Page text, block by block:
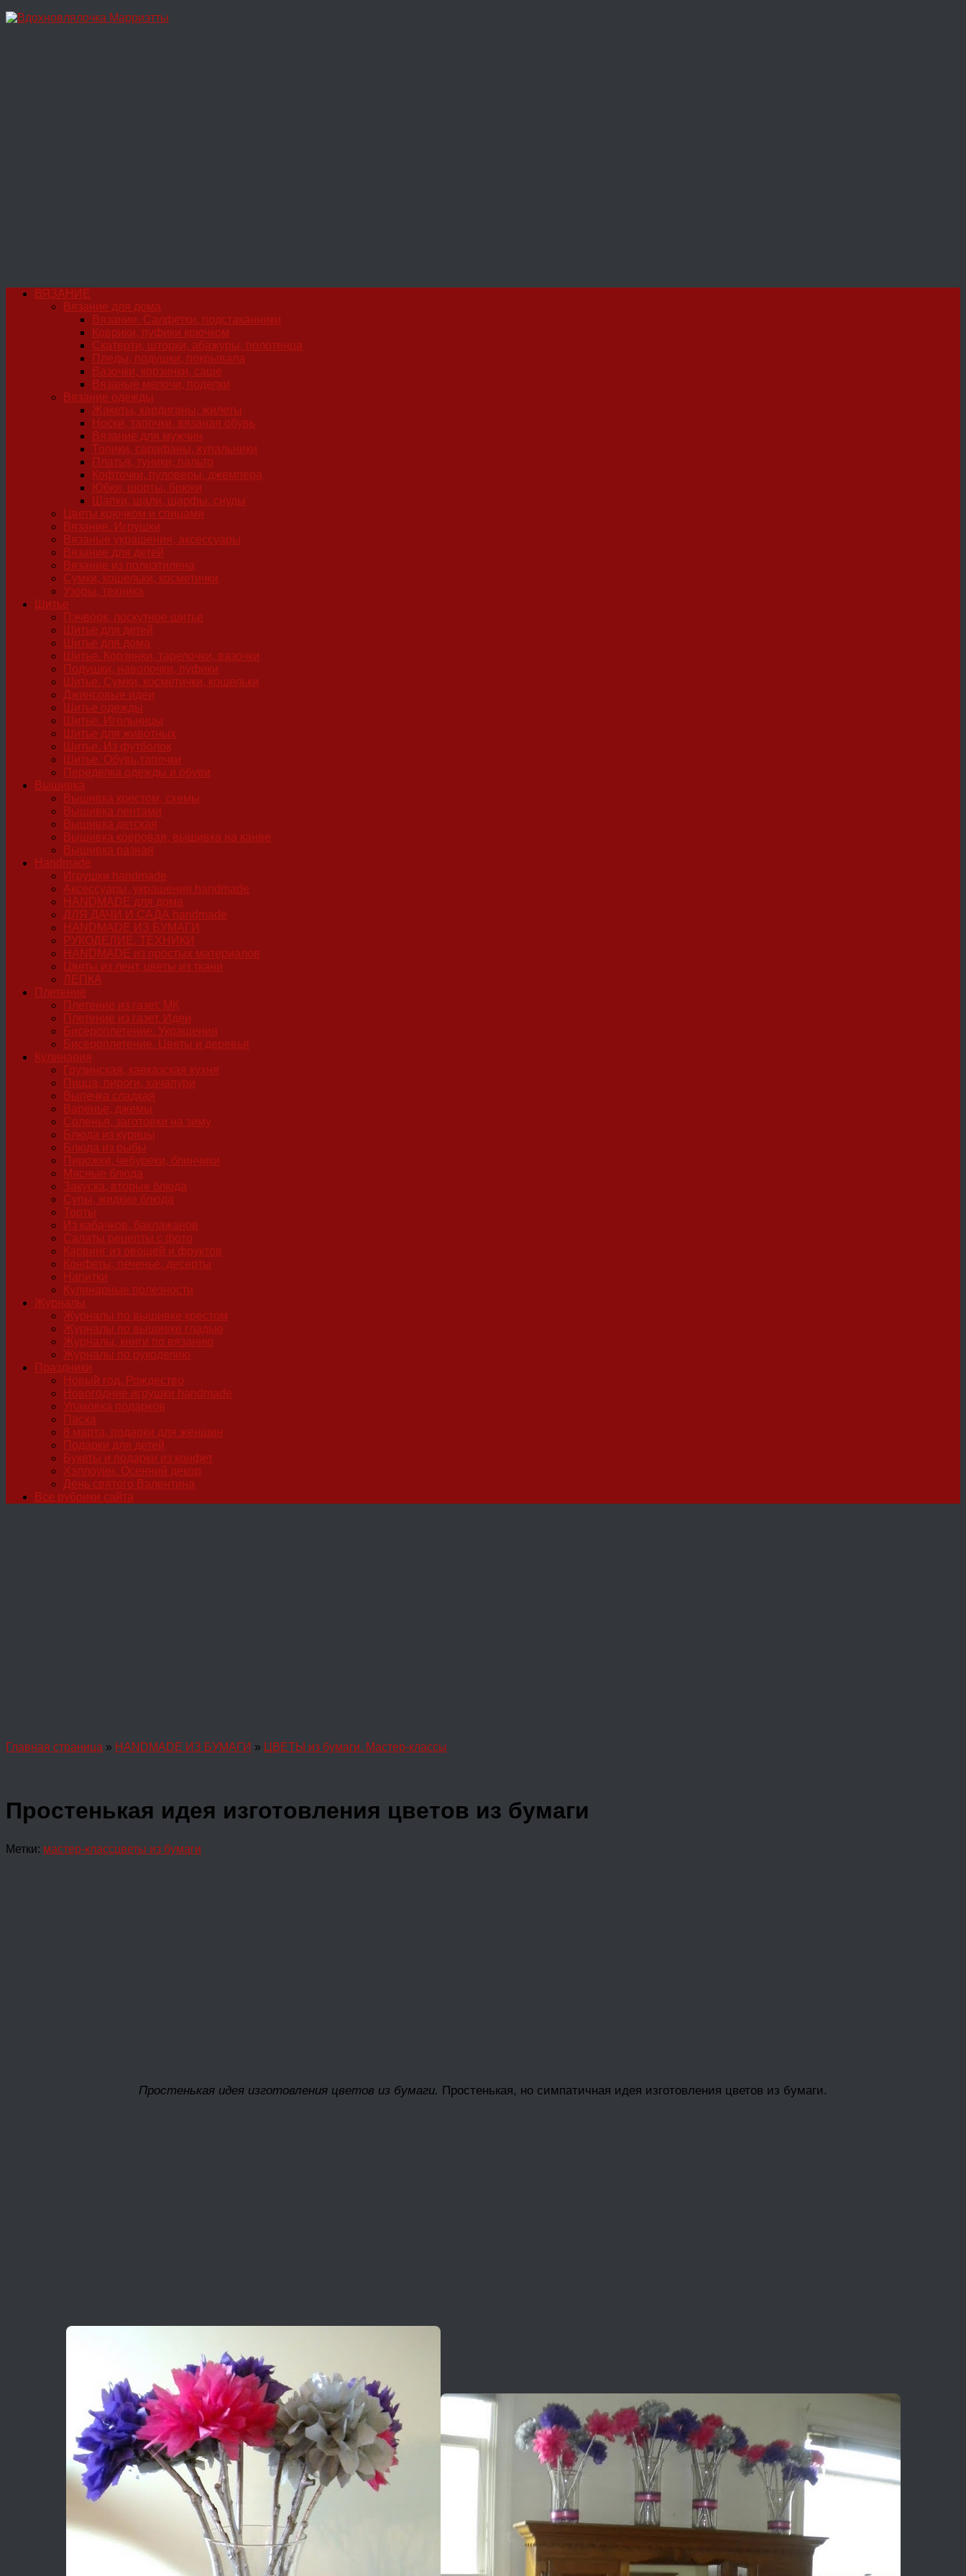
Перейти
ВЯЗАНИЕ
Вязание для дома
Вязание. Салфетки, подстаканники
Коврики, пуфики крючком
Скатерти, шторки, абажуры, полотенца
Пледы, подушки, покрывала
Вазочки, корзинки, саше
Вязаные мелочи, поделки
Вязание одежды
Жакеты, кардиганы, жилеты
Носки, тапочки, вязаная обувь
Вязание для мужчин
Топики, сарафаны, купальники
Платья, туники, пальто
Кофточки, пуловеры, джемпера
Юбки, шорты, брюки
Шапки, шали, шарфы, снуды
Цветы крючком и спицами
Вязание. Игрушки
Вязаные украшения, аксессуары
Вязание для детей
Вязание из полиэтилена
Сумки, кошельки, косметички
Узоры, техника
Шитье
Пэчворк, лоскутное шитье
Шитье для детей
Шитье для дома
Шитье. Корзинки, тарелочки, вазочки
Подушки, наволочки, пуфики
Шитье. Сумки, косметички, кошельки
Джинсовые идеи
Шитье одежды
Шитье. Игольницы
Шитье для животных
Шитье. Из футболок
Шитье. Обувь,тапочки
Переделка одежды и обуви
Вышивка
Вышивка крестом, схемы
Вышивка лентами
Вышивка детская
Вышивка ковровая, вышивка на канве
Вышивка разная
Handmade
Игрушки handmade
Аксессуары, украшения handmade
HANDMADE для дома
ДЛЯ ДАЧИ И САДА handmade
HANDMADE ИЗ БУМАГИ
РУКОДЕЛИЕ. ТЕХНИКИ
HANDMADE из простых материалов
Цветы из лент, цветы из ткани
ЛЕПКА
Плетение
Плетение из газет. МК
Плетение из газет. Идеи
Бисероплетение. Украшения
Бисероплетение. Цветы и деревья
Кулинария
Грузинская, кавказская кухня
Пицца, пироги, хачапури
Выпечка сладкая
Варенье, джемы
Соленья, заготовки на зиму
Блюда из курицы
Блюда из рыбы
Пирожки, чебуреки, блинчики
Мясные блюда
Закуска, вторые блюда
Супы, жидкие блюда
Торты
Из кабачков, баклажанов
Салаты рецепты с фото
Карвинг из овощей и фруктов
Конфеты, печенье, десерты
Напитки
Кулинарные полезности
Журналы
Журналы по вышивке крестом
Журналы по вышивке гладью
Журналы, книги по вязанию
Журналы по рукоделию
Праздники
Новый год, Рождество
Новогодние игрушки handmade
Упаковка подарков
Пасха
8 марта, подарки для женщин
Подарки для детей
Букеты и подарки из конфет
Хэллоуин. Осенний декор
День святого Валентина
Все рубрики сайта
Главная страница » HANDMADE ИЗ БУМАГИ » ЦВЕТЫ из бумаги. Мастер-классы
Простенькая идея изготовления цветов из бумаги
Метки: мастер-классцветы из бумаги
Простенькая идея изготовления цветов из бумаги. Простенькая, но симпатичная идея изготовления цветов из бумаги.